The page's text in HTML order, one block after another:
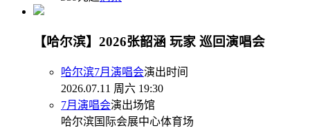
【哈尔滨】2026张韶涵 玩家 巡回演唱会
哈尔滨7月演唱会演出时间
2026.07.11 周六 19:30
7月演唱会演出场馆
哈尔滨国际会展中心体育场